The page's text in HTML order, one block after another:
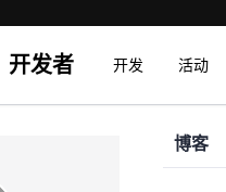
开发者 开发 活动
博客